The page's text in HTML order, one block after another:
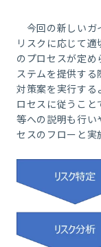
今回の新しいガ
リスクに応じて
のプロセスが定
ステムを提供する
対策案を実行する
ロセスに従うこ
等への説明も行い
セスのフローと実